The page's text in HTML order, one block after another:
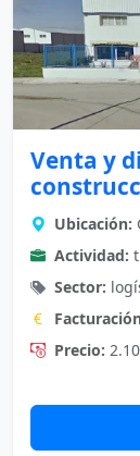
Venta y
Ubicación:
Actividad:
Sector:
Precio: